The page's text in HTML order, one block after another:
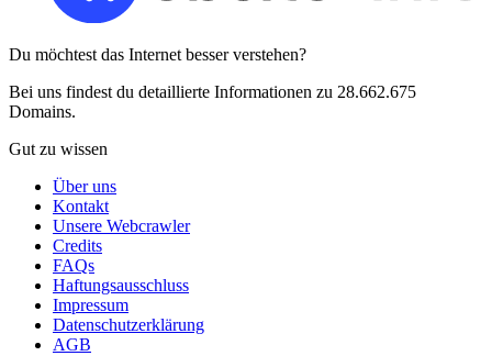
Du möchtest das Internet besser verstehen?
Bei uns findest du detaillierte Informationen zu 28.662.675
Domains.
Gut zu wissen
Über uns
Kontakt
Unsere Webcrawler
Credits
FAQs
Haftungsausschluss
Impressum
Datenschutzerklärung
AGB